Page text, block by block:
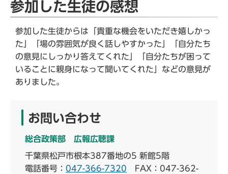
参加した生徒の感想
参加した生徒からは「貴重な機会をいただき嬉しかっ
た」「場の雰囲気が良く話しやすかった」「自分たち
の意見にしっかり答えてくれた」「自分たちが困って
いることに親身になって聞いてくれた」などの意見が
ありました。
お問い合わせ
総合政策部 広報広聴課
千葉県松戸市根本387番地の5 新館5階
電話番号： 047-366-7320 FAX：047-362-